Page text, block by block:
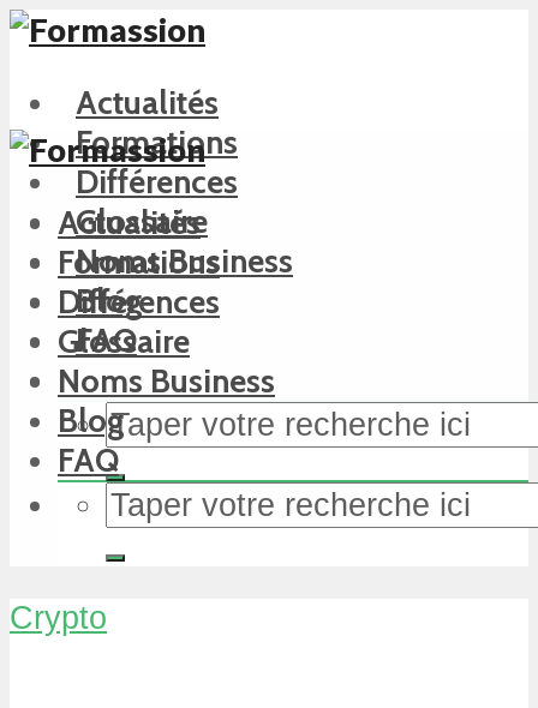
Actualités
Formations
Différences
Glossaire
Noms Business
Blog
FAQ
Actualités
Formations
Différences
Glossaire
Noms Business
Blog
FAQ
Crypto